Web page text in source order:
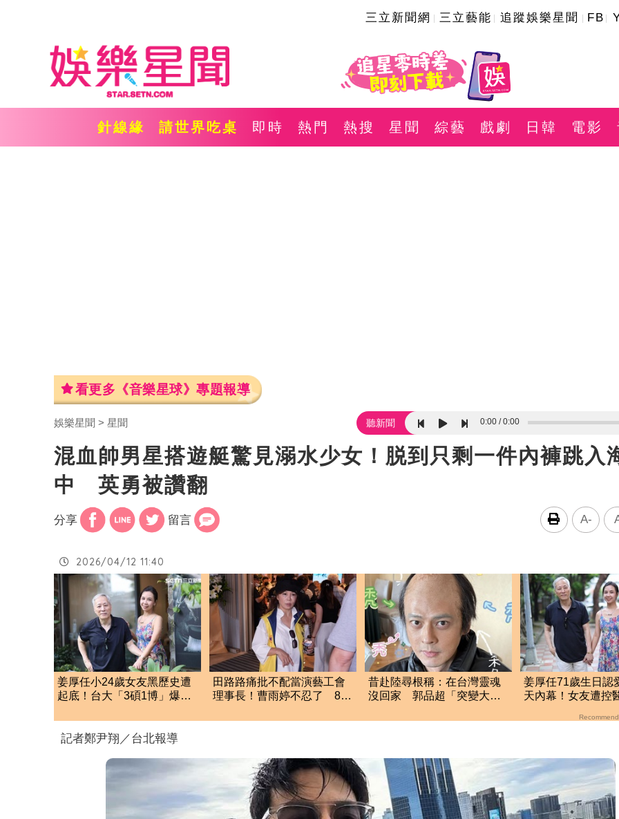
三立新聞網 三立藝能 追蹤娛樂星聞 FB
針線緣 請世界吃桌 即時 熱門 熱搜 星聞 綜藝 戲劇 日韓 電影
看更多《音樂星球》專題報導
娛樂星聞 星聞 聽新聞 0:00 0:00
混血帥男星搭遊艇驚見溺水少女！脱到只剩一件內褲跳入
中 英勇被讚翻
分享 留言 A-
2026/04/12 11:40
姜厚任小24歲女友黑歷史遭
起底！台大「3碩1博」爆造
田路路痛批不配當演藝工會
理事長！曹雨婷不忍了 8字
昔赴陸尋根稱：在台灣靈魂
沒回家 郭品超「突變大禿
姜厚任71歲生日認
天內幕！女友遭控
記者鄭尹翔／台北報導